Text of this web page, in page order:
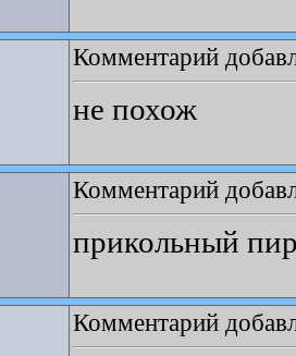
Комментарий
не похож
Комментарий
прикольный
Комментарий